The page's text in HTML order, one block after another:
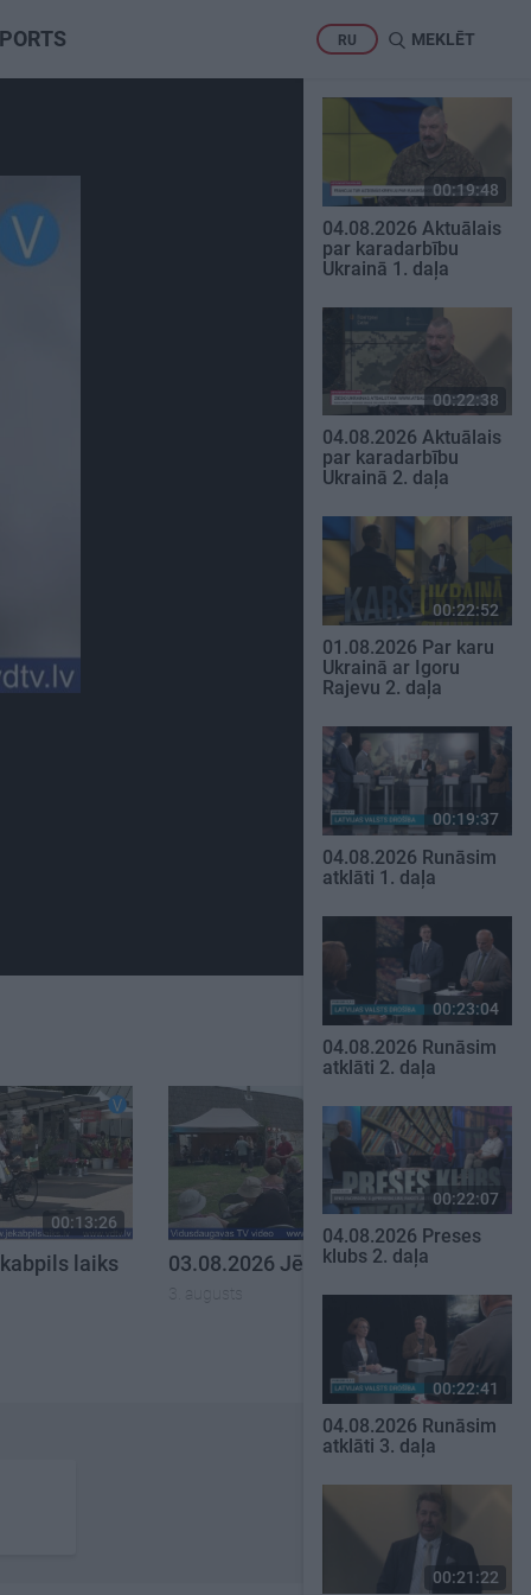
RU MEKLĒT
00:13:26
laiks 03.08.2026 Jēkabpils laiks
3. augusts
00:19:48
04.08.2026 Aktuālais
par karadarbību
Ukrainā 1. daļa
00:22:38
04.08.2026 Aktuālais
par karadarbību
Ukrainā 2. daļa
00:22:52
01.08.2026 Par karu
Ukrainā ar Igoru
Rajevu 2. daļa
00:19:37
04.08.2026 Runāsim
atklāti 1. daļa
00:23:04
04.08.2026 Runāsim
atklāti 2. daļa
00:22:07
04.08.2026 Preses
klubs 2. daļa
00:22:41
04.08.2026 Runāsim
atklāti 3. daļa
00:21:22